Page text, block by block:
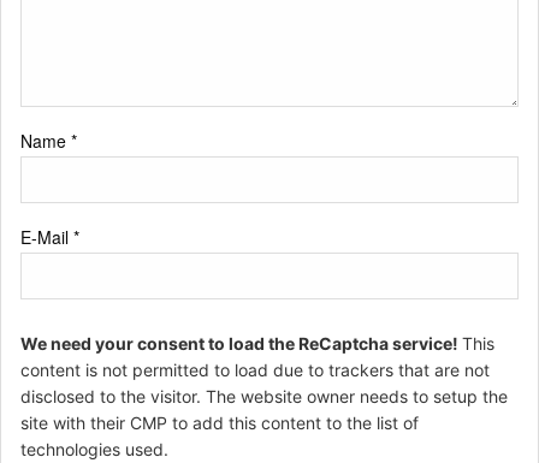
Name *
E-Mail *
We need your consent to load the ReCaptcha service! This
content is not permitted to load due to trackers that are not
disclosed to the visitor. The website owner needs to setup the
site with their CMP to add this content to the list of
technologies used.